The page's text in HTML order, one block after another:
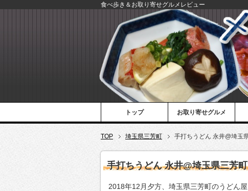
食べ歩き＆お取り寄せグルメレビュー
トップ お取り寄せグルメ
TOP 埼玉県三芳町 手打ちうどん 永井@埼玉
手打ちうどん 永井@埼玉県三芳
2018年12月夕方、埼玉県三芳町のうどん